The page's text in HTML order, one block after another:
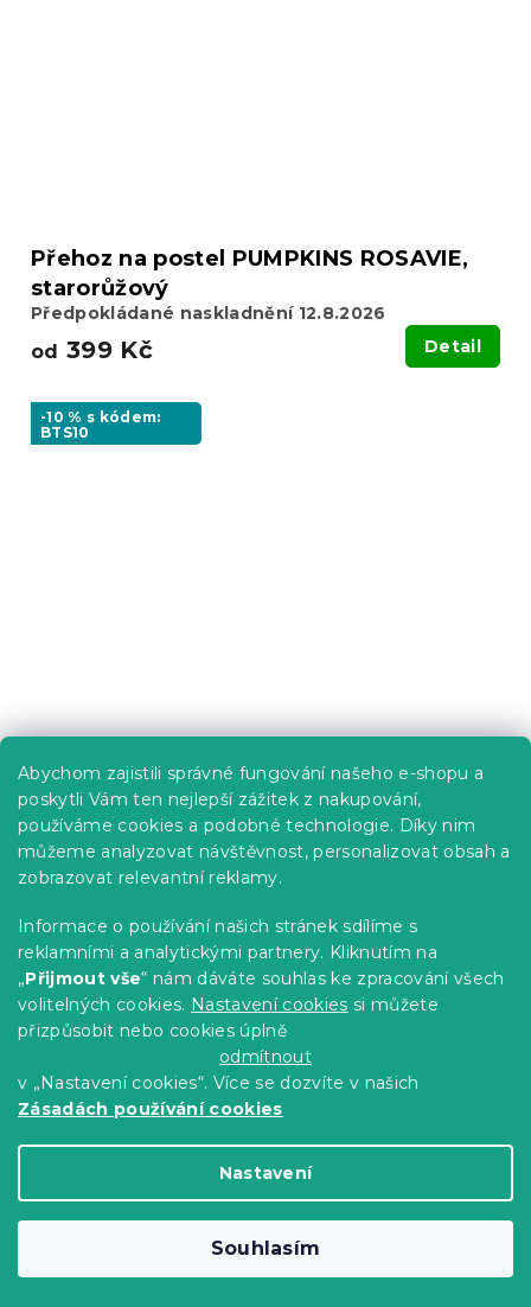
Abychom zajistili správné fungování našeho e-shopu a
poskytli Vám ten nejlepší zážitek z nakupování,
používáme cookies a podobné technologie. Díky nim
můžeme analyzovat návštěvnost, personalizovat obsah a
zobrazovat relevantní reklamy.
Informace o používání našich stránek sdílíme s
reklamními a analytickými partnery. Kliknutím na
„Přijmout vše“ nám dáváte souhlas ke zpracování všech
volitelných cookies. Nastavení cookies si můžete
přizpůsobit nebo cookies úplně
odmítnout
v „Nastavení cookies“. Více se dozvíte v našich
Zásadách používání cookies
Nastavení
Souhlasím
Přehoz na postel PUMPKINS ROSAVIE,
starorůžový
Předpokládané naskladnění 12.8.2026
od 399 Kč Detail
-10 % s kódem:
BTS10
Celoroční přikrývka prošívaná 140 x 200
cm s polštářem BASIC 70 x 90 cm
Skladem (>10 ks)
453 Kč Do Košíku
-10 % s kódem:
BTS10
Letní přikrývka prošívaná COOL SLEEP